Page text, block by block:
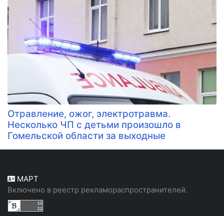
Отравление, ожог, электротравма.
Несколько ЧП с детьми произошло в
Гомельской области за выходные
МАРТ
Включено в реестр рекламораспространителей.